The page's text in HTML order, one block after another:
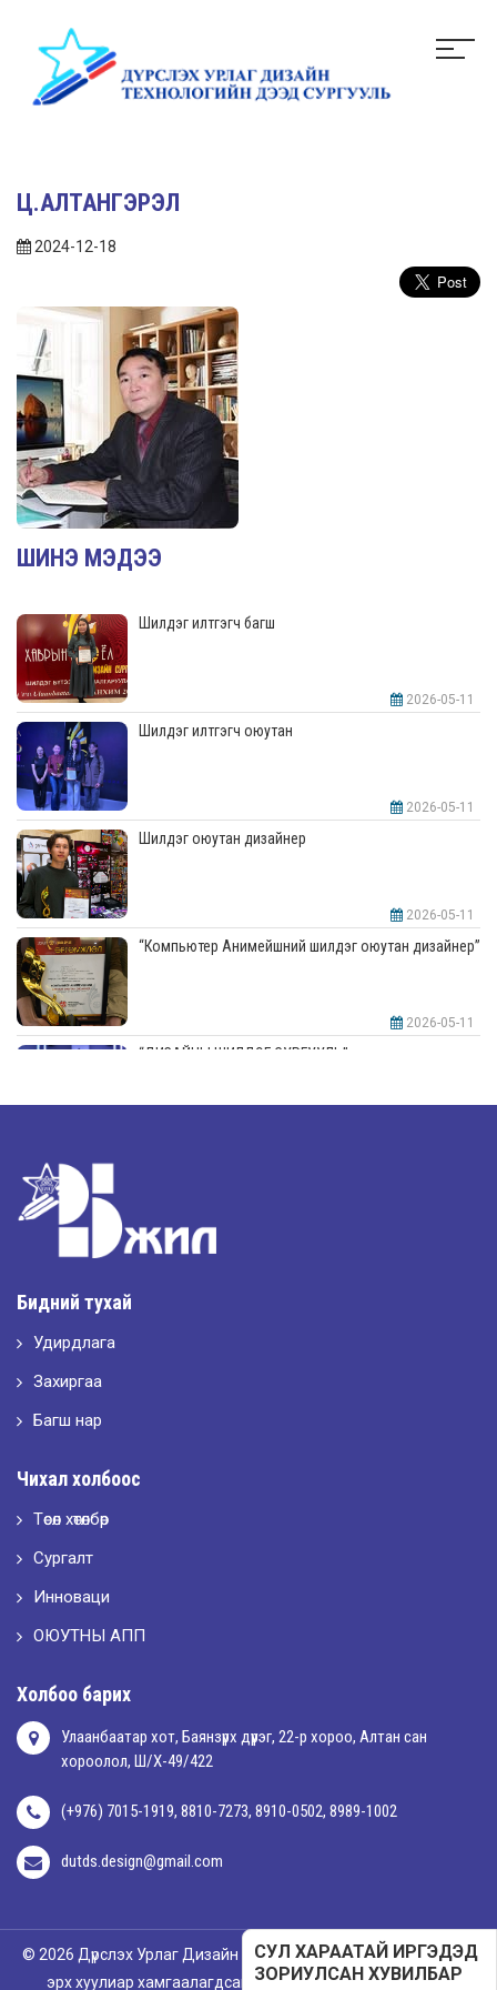
СУЛ ХАРААТАЙ ИРГЭДЭД
ЗОРИУЛСАН ХУВИЛБАР
Ц.АЛТАНГЭРЭЛ
2024-12-18
ШИНЭ МЭДЭЭ
Шилдэг илтгэгч багш
2026-05-11
Шилдэг илтгэгч оюутан
2026-05-11
Шилдэг оюутан дизайнер
2026-05-11
“Компьютер Анимейшний шилдэг оюутан дизайнер”
2026-05-11
“ДИЗАЙНЫ ШИЛДЭГ СУРГУУЛЬ”-аар шалгарлаа
“ХҮСЛЭН 2026” хувцас загварын улсын уралдаан,
Бидний тухай
Удирдлага
Захиргаа
Багш нар
Чихал холбоос
Төсөл хөтөлбөр
Сургалт
Инноваци
ОЮУТНЫ АПП
Холбоо барих
Улаанбаатар хот, Баянзүрх дүүрэг, 22-р хороо, Алтан сан
хороолол, Ш/Х-49/422
(+976) 7015-1919, 8810-7273, 8910-0502, 8989-1002
dutds.design@gmail.com
© 2026 Дүрслэх Урлаг Дизайн Технологийн Дээд Сургууль. Бүх
эрх хуулиар хамгаалагдсан. Вэб хөгжүүлэгч Mind Agency